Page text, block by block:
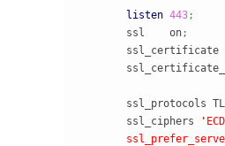
listen 443;
        ssl    on
;
ssl_protocols
        ssl_ciphers